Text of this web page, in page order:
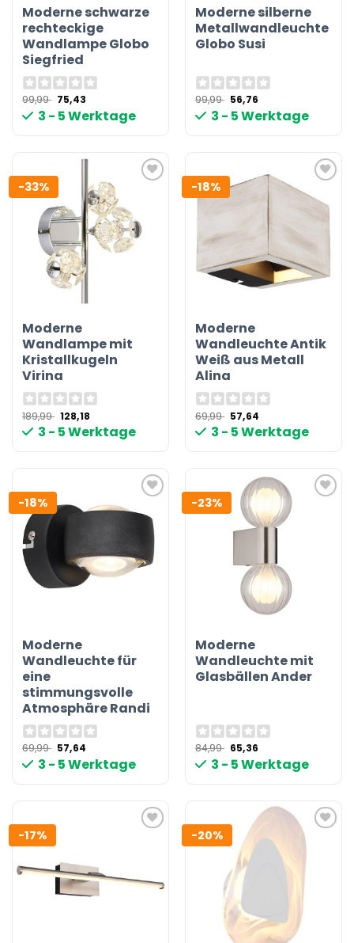
Moderne schwarze
rechteckige
Wandlampe Globo
Siegfried
99,99 Ursprünglicher
Preis
war:
75,43
Preis
ist:
75,43 €.
3 - 5 Werktage
Moderne silberne
Metallwandleuchte
Globo Susi
99,99 Ursprünglicher
Preis
war:
56,76
Preis
ist:
56,76 €.
3 - 5 Werktage
-33%
Moderne
Wandlampe mit
Kristallkugeln
Virina
189,99 Ursprünglicher
Preis
war:
128,18
Preis
ist:
128,18 €.
3 - 5 Werktage
-18%
Moderne
Wandleuchte Antik
Weiß aus Metall
Alina
69,99 Ursprünglicher
Preis
war:
57,64
Preis
ist:
57,64 €.
3 - 5 Werktage
-18%
Moderne
Wandleuchte für
eine
stimmungsvolle
Atmosphäre Randi
69,99 Ursprünglicher
Preis
war:
57,64
Preis
ist:
57,64 €.
3 - 5 Werktage
-23%
Moderne
Wandleuchte mit
Glasbällen Ander
84,99 Ursprünglicher
Preis
war:
65,36
Preis
ist:
65,36 €.
3 - 5 Werktage
-17% -20%